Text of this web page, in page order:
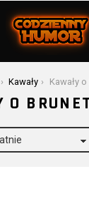
Kawały Kawały o
O